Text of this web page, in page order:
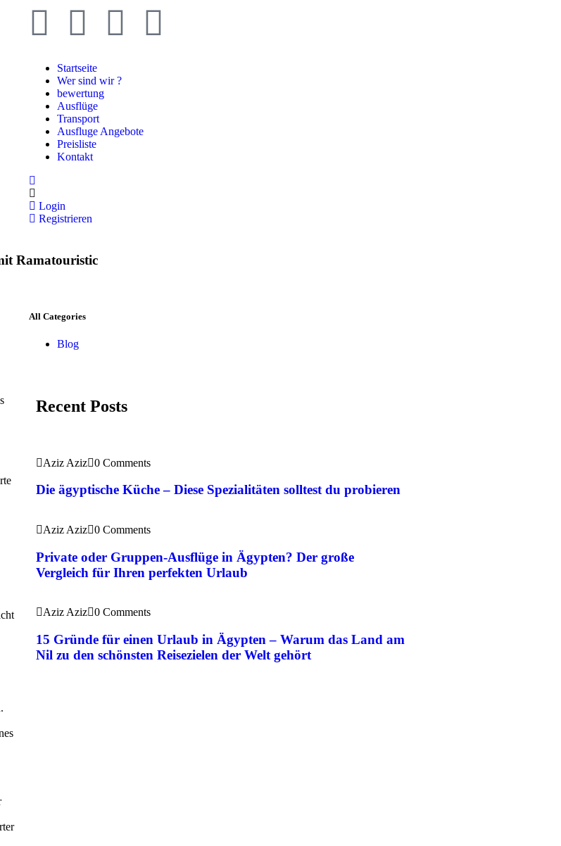
Startseite
Wer sind wir ?
bewertung
Ausflüge
Transport
Ausfluge Angebote
Preisliste
Kontakt
Login
Registrieren
Ramatouristic
All Categories
Blog
Recent Posts
Aziz Aziz 0 Comments
Die ägyptische Küche – Diese Spezialitäten solltest du probieren
Aziz Aziz 0 Comments
Private oder Gruppen-Ausflüge in Ägypten? Der große
Vergleich für Ihren perfekten Urlaub
Aziz Aziz 0 Comments
15 Gründe für einen Urlaub in Ägypten – Warum das Land am
Nil zu den schönsten Reisezielen der Welt gehört